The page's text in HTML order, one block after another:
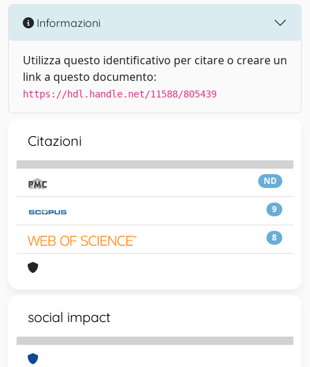
Informazioni
Utilizza questo identificativo per citare o creare un
link a questo documento:
https://hdl.handle.net/11588/805439
Citazioni
ND
9
8
social impact